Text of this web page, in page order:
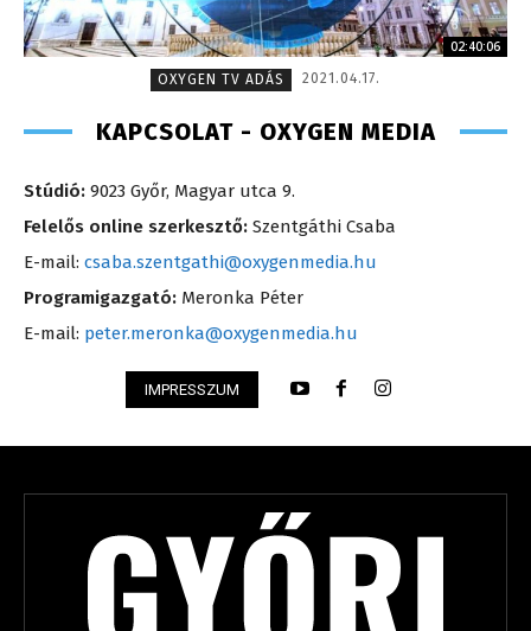
02:40:06
OXYGEN TV ADÁS
2021.04.17.
KAPCSOLAT - OXYGEN MEDIA
Stúdió: 9023 Győr, Magyar utca 9.
Felelős online szerkesztő: Szentgáthi Csaba
E-mail: csaba.szentgathi@oxygenmedia.hu
Programigazgató: Meronka Péter
E-mail: peter.meronka@oxygenmedia.hu
IMPRESSZUM